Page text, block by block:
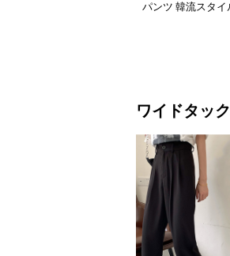
パンツ 韓流スタイ
ワイドタッ